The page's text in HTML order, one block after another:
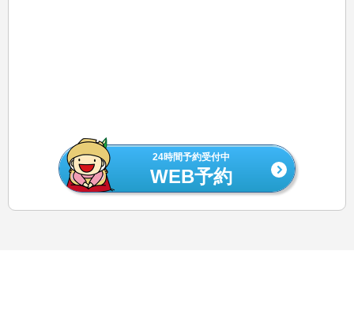
24時間予約受付中
WEB予約